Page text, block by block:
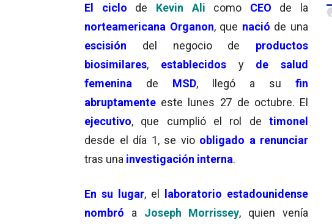
El ciclo de Kevin Ali como CEO
de la
norteamericana Organon, que nació de una
escisión del negocio de productos
biosimilares, establecidos y de salud
femenina de MSD, llegó a su fin
abruptamente este lunes 27 de octubre. El
ejecutivo, que cumplió el rol de timonel
desde el día 1, se vioobligado a renunciar
tras una investigación interna.
En su lugar, el laboratorio estadounidense
nombró
a Joseph Morrissey, quien venía